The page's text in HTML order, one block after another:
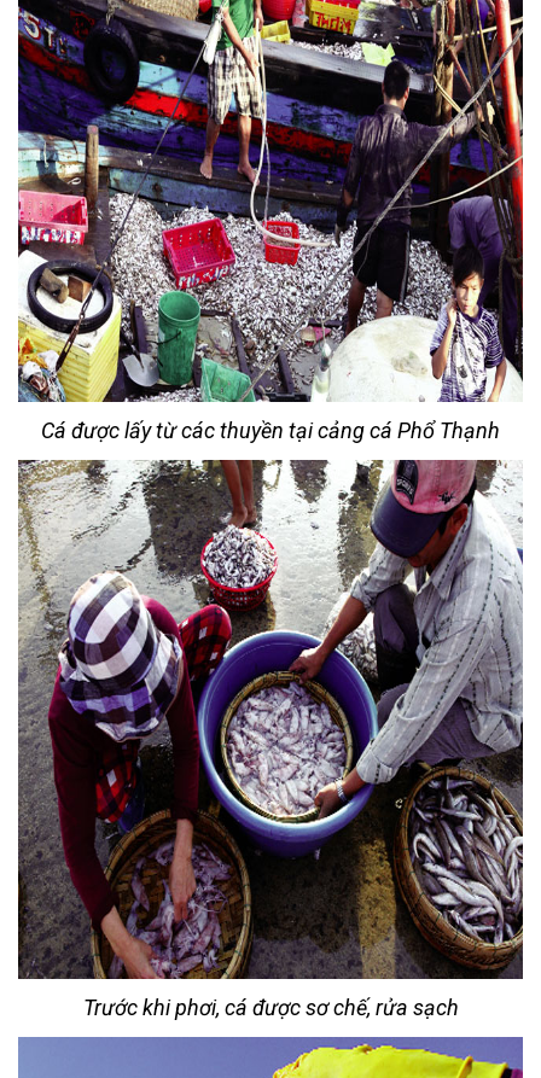
Cá được lấy từ các thuyền tại cảng cá Phổ Thạnh
Trước khi phơi, cá được sơ chế, rửa sạch